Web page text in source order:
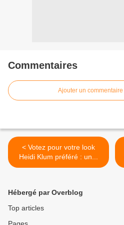
Commentaires
Ajouter un commentaire
< Votez pour votre look
Heidi Klum préféré : un...
Hébergé par Overblog
Top articles